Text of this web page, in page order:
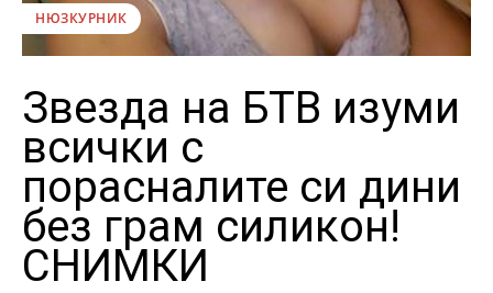
НЮЗКУРНИК
Звезда на БТВ изуми
всички с
порасналите си дини
без грам силикон!
СНИМКИ